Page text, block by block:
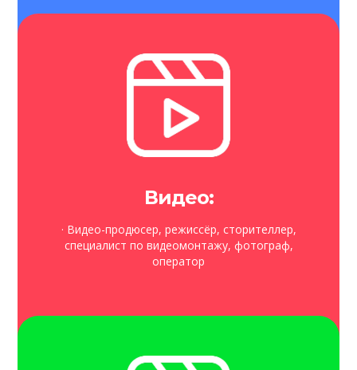
Видео:
· Видео-продюсер, режиссёр, сторителлер,
специалист по видеомонтажу, фотограф,
оператор